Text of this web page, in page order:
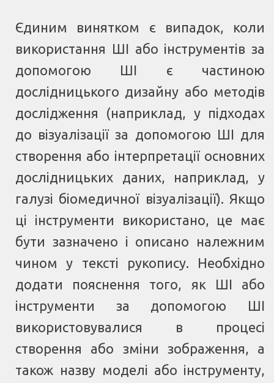
Єдиним винятком є випадок, коли
використання ШІ або інструментів за
допомогою ШІ є частиною
дослідницького дизайну або методів
дослідження (наприклад, у підходах
до візуалізації за допомогою ШІ для
створення або інтерпретації основних
дослідницьких даних, наприклад, у
галузі біомедичної візуалізації). Якщо
ці інструменти використано, це має
бути зазначено і описано належним
чином у тексті рукопису. Необхідно
додати пояснення того, як ШІ або
інструменти за допомогою ШІ
використовувалися в процесі
створення або зміни зображення, а
також назву моделі або інструменту,